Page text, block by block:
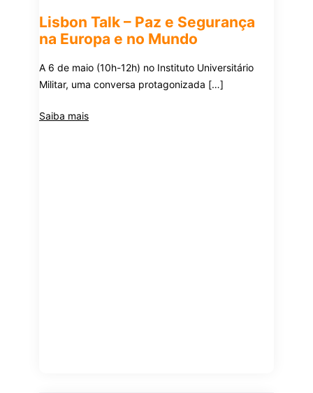
Lisbon Talk – Paz e Segurança
na Europa e no Mundo
A 6 de maio (10h-12h) no Instituto Universitário
Militar, uma conversa protagonizada […]
Saiba mais